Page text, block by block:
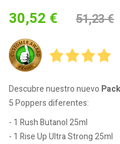
30,52 € 51,23 €
Descubre nuestro nuevo
5 Poppers diferentes:
- 1 Rush Butanol 25ml
- 1 Rise Up Ultra Strong 25ml